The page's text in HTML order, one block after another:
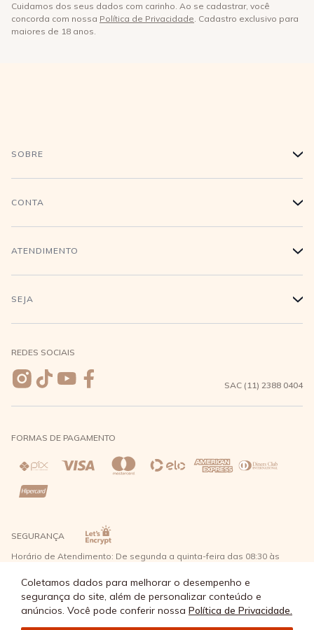
Coletamos dados para melhorar o desempenho e
segurança do site, além de personalizar conteúdo e
anúncios. Você pode conferir nossa Política de Privacidade.
Cuidamos dos seus dados com carinho. Ao se cadastrar, você
concorda com nossa Política de Privacidade. Cadastro exclusivo para
maiores de 18 anos.
SOBRE +
História
Conecte-se
CONTA +
Login
Meus pedidos
Wishlist
ATENDIMENTO +
Compra Segura
Entrega e Frete
Trocas e Devoluções
Direito de Arrependimento
Política de Privacidade
SEJA +
REDES SOCIAIS
SAC (11) 2388 0404
FORMAS DE PAGAMENTO
SEGURANÇA
Horário de Atendimento: De segunda a quinta-feira das 08:30 às
nível 2 - Bairro Capuava Mauá - São Paulo, CEP: 09380-115 - Água
Doce Comércio de Roupas e Acessórios Ltda - CNPJ: 57.484.768/0064-
© Água Doce 2026 - Todos os direitos reservados